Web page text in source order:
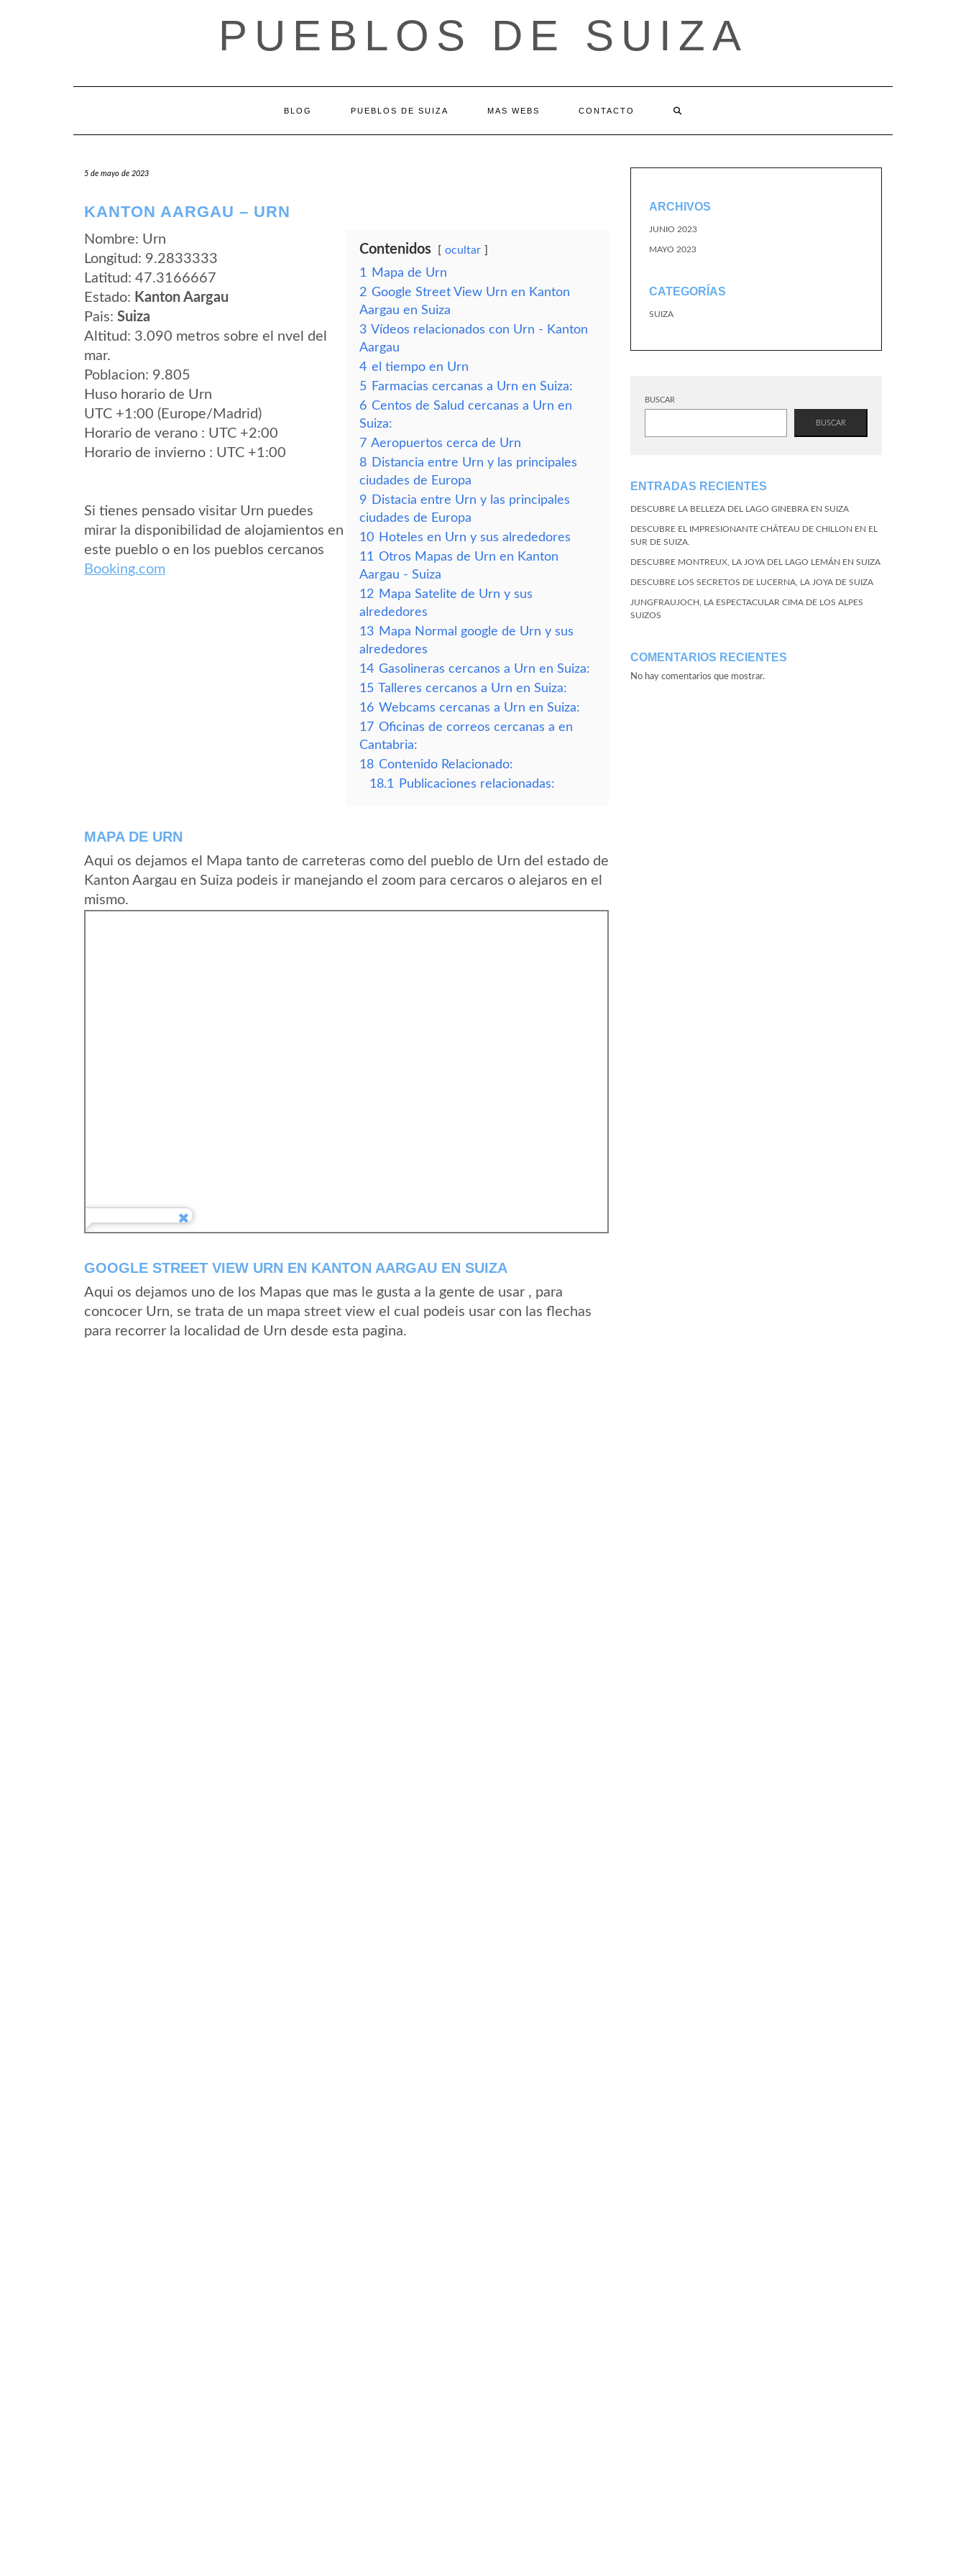
PUEBLOS DE SUIZA
BLOG PUEBLOS DE SUIZA MAS WEBS CONTACTO
5 de mayo de 2023
KANTON AARGAU – URN
Nombre: Urn
Longitud: 9.2833333
Latitud: 47.3166667
Estado: Kanton Aargau
Pais: Suiza
Altitud: 3.090 metros sobre el nvel del
mar.
Poblacion: 9.805
Huso horario de Urn
UTC +1:00 (Europe/Madrid)
Horario de verano : UTC +2:00
Horario de invierno : UTC +1:00
Si tienes pensado visitar Urn puedes
mirar la disponibilidad de alojamientos en
este pueblo o en los pueblos cercanos
Booking.com
Contenidos ocultar
1
Mapa de Urn
2 Google Street View Urn en Kanton
Aargau en Suiza
3 Vídeos relacionados con Urn - Kanton
Aargau
4 el tiempo en Urn
5 Farmacias cercanas a Urn en Suiza:
6 Centos de Salud cercanas a Urn en
Suiza:
7 Aeropuertos cerca de Urn
8 Distancia entre Urn y las principales
ciudades de Europa
9 Distacia entre Urn y las principales
ciudades de Europa
10 Hoteles en Urn y sus alrededores
11 Otros Mapas de Urn en Kanton
Aargau - Suiza
12 Mapa Satelite de Urn y sus
alrededores
13 Mapa Normal google de Urn y sus
alrededores
14 Gasolineras cercanos a Urn en Suiza:
15 Talleres cercanos a Urn en Suiza:
16 Webcams cercanas a Urn en Suiza:
17 Oficinas de correos cercanas a en
Cantabria:
18 Contenido Relacionado:
18.1
Publicaciones relacionadas:
MAPA DE URN
Aqui os dejamos el Mapa tanto de carreteras como del pueblo de Urn del estado de
Kanton Aargau en Suiza podeis ir manejando el zoom para cercaros o alejaros en el
mismo.
GOOGLE STREET VIEW URN EN KANTON AARGAU EN SUIZA
Aqui os dejamos uno de los Mapas que mas le gusta a la gente de usar , para
concocer Urn, se trata de un mapa street view el cual podeis usar con las flechas
para recorrer la localidad de Urn desde esta pagina.
ARCHIVOS
JUNIO 2023
MAYO 2023
CATEGORÍAS
SUIZA
BUSCAR
BUSCAR
ENTRADAS RECIENTES
DESCUBRE LA BELLEZA DEL LAGO GINEBRA EN SUIZA
DESCUBRE EL IMPRESIONANTE CHÂTEAU DE CHILLON EN EL
SUR DE SUIZA.
DESCUBRE MONTREUX, LA JOYA DEL LAGO LEMÁN EN SUIZA
DESCUBRE LOS SECRETOS DE LUCERNA, LA JOYA DE SUIZA
JUNGFRAUJOCH, LA ESPECTACULAR CIMA DE LOS ALPES
SUIZOS
COMENTARIOS RECIENTES
No hay comentarios que mostrar.